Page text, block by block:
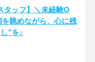
タッフ】＼未経験O
を眺めながら、心に残
”を♪